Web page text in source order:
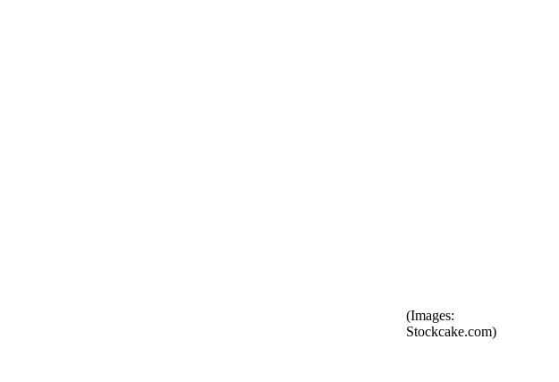
(Images:
Stockcake.com)